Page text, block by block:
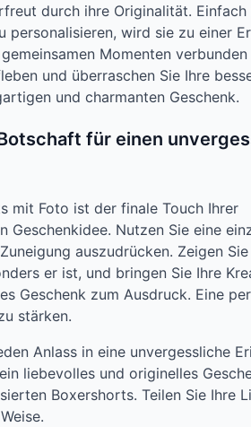
durch ihre Originalität. Einfach
personalisieren, wird sie zu einer
Momenten verbunden
und überraschen Sie Ihre
und charmanten Geschenk.
für einen
mit Foto ist der finale Touch Ihrer
Geschenkidee. Nutzen Sie eine
auszudrücken. Zeigen Sie
er ist, und bringen Sie Ihre
Geschenk zum Ausdruck. Eine
stärken.
Anlass in eine unvergessliche
liebevolles und originelles
Boxershorts. Teilen Sie Ihre